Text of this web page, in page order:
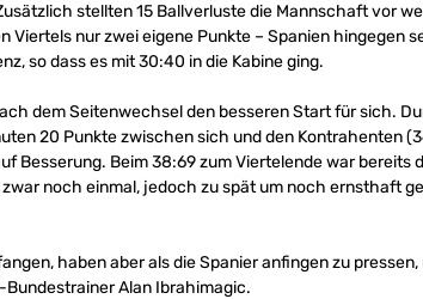
stellten 15 Ballverluste die Mannschaft vor
Viertels nur zwei eigene Punkte – Spanien hingegen
so dass es mit 30:40 in die Kabine ging.
dem Seitenwechsel den besseren Start für sich.
20 Punkte zwischen sich und den Kontrahenten
Besserung. Beim 38:69 zum Viertelende war bereits
noch einmal, jedoch zu spät um noch ernsthaft
haben aber als die Spanier anfingen zu
Bundestrainer Alan Ibrahimagic.